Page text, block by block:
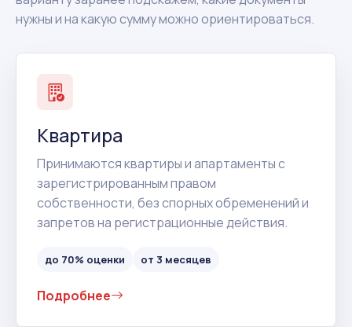
нужны и на какую сумму можно ориентироваться.
Квартира
Принимаются квартиры и апартаменты с
зарегистрированным правом
собственности, без спорных обременений и
запретов на регистрационные действия.
до 70% оценки от 3 месяцев
Подробнее